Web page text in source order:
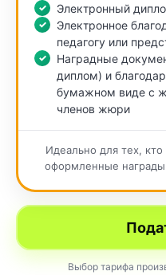
Электронный
Электронное
педагогу или
Наградные
диплом) и
бумажном виде с
членов жюри
Идеально для тех,
оформленные
Выбор тарифа